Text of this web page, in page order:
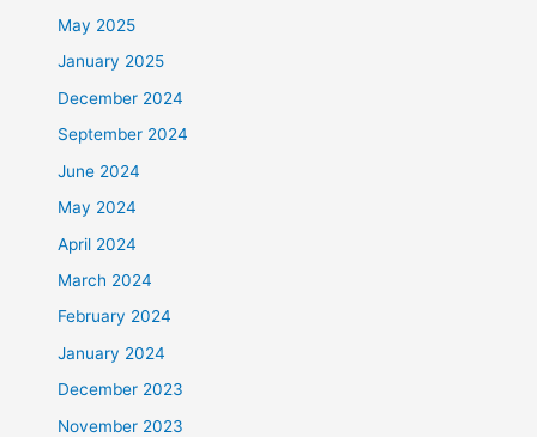
May 2025
January 2025
December 2024
September 2024
June 2024
May 2024
April 2024
March 2024
February 2024
January 2024
December 2023
November 2023